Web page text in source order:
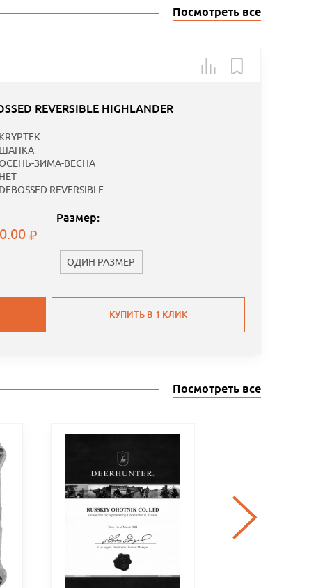
Посмотреть все
REVERSIBLE HIGHLANDER
KRYPTEK
ШАПКА
ЗИМА-ВЕСНА
НЕТ
DEBOSSED REVERSIBLE
Размер:
ОДИН РАЗМЕР
КУПИТЬ В 1 КЛИК
Посмотреть все